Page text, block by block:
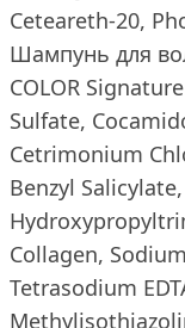
Ceteareth-20,
Шампунь для
COLOR
Sulfate,
Cetrimonium
Benzyl
Collagen,
Tetrasodium